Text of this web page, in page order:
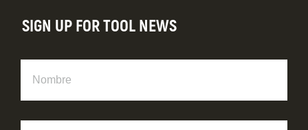
SIGN UP FOR TOOL NEWS